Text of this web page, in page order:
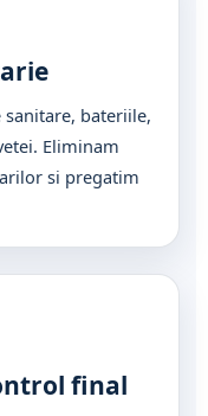
bateriile,
Eliminam
si pregatim
final